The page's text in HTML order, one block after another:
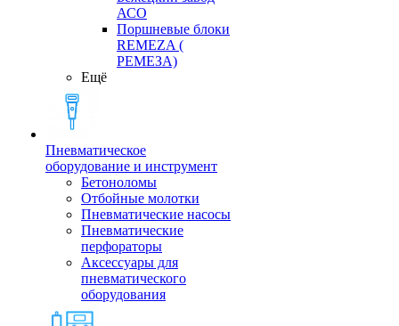
АСО
Поршневые блоки
REMEZA (
РЕМЕЗА)
Ещё
Пневматическое
оборудование и инструмент
Бетоноломы
Отбойные молотки
Пневматические насосы
Пневматические
перфораторы
Аксессуары для
пневматического
оборудования